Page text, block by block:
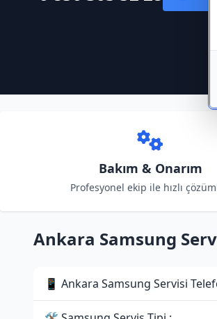
Bakım & Onarım
Profesyonel ekip ile hızlı
Ankara Samsung
📱 Ankara Samsung Servisi